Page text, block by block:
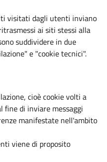
visitati dagli utenti inviano
ai siti stessi alla
suddividere in due
e "cookie tecnici".
cioè cookie volti a
di inviare messaggi
manifestate nell'ambito
viene di proposito